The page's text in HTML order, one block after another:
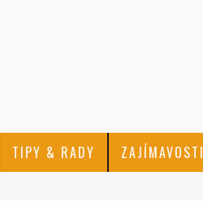
TIPY & RADY ZAJÍMAVOSTI